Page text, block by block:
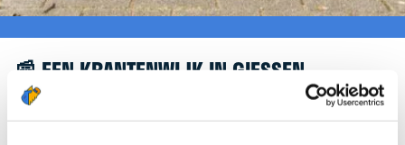
📰 EEN KRANTENWIJK IN GIESSEN
Leuk dat je geïnteresseerd bent in een